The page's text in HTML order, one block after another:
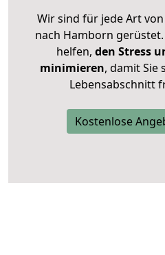
Wir sind für jede Art
nach Hamborn gerüstet.
helfen, den Stress
minimieren, damit Sie
Lebensabschnitt
Kostenlose